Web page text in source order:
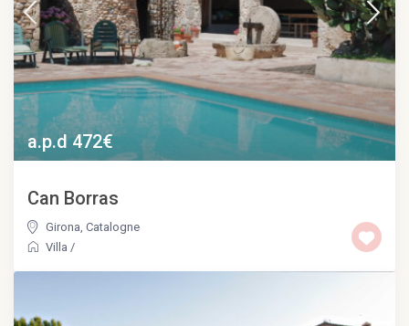
a.p.d 472€
Can Borras
Girona,Catalogne
Villa /